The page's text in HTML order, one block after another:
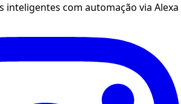
inteligentes com automação via Alexa